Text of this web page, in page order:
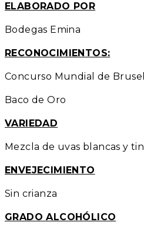
ELABORADO POR
Bodegas Emina
RECONOCIMIENTOS:
Concurso Mundial de
Baco de Oro
VARIEDAD
Mezcla de uvas blancas y
ENVEJECIMIENTO
Sin crianza
GRADO ALCOHÓLICO